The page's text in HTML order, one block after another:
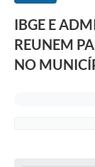
IBGE E
REUNEM
NO